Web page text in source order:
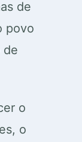
de
povo
de
o
o